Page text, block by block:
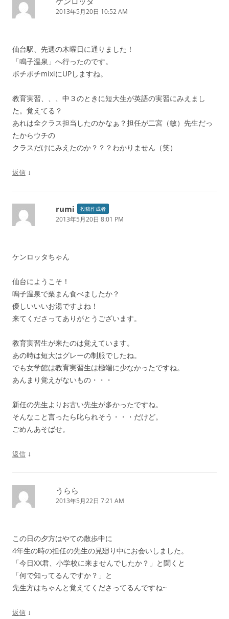
2013年5月20日 10:52 AM
仙台駅、先週の木曜日に通りました！
「鳴子温泉」へ行ったのです。
ボチボチmixiにUPしますね。
教育実習、、、中３のときに短大生が英語の実習にみえまし
た。覚えてる？
あれは全クラス担当したのかなぁ？担任が二宮（敏）先生だっ
たからウチの
クラスだけにみえたのか？？？わかりません（笑）
返信 ↓
rumi 投稿作成者
2013年5月20日 8:01 PM
ケンロッタちゃん
仙台にようこそ！
鳴子温泉で栗まん食べましたか？
優しいいいお湯ですよね！
来てくださってありがとうございます。
教育実習生が来たのは覚えています。
あの時は短大はグレーの制服でしたね。
でも女学館は教育実習生は極端に少なかったですね。
あんまり覚えがないもの・・・
新任の先生よりお古い先生が多かったですね。
そんなこと言ったら叱られそう・・・だけど。
ごめんあそばせ。
返信 ↓
うらら
2013年5月22日 7:21 AM
この日の夕方はやての散歩中に
4年生の時の担任の先生の見廻り中にお会いしました。
「今日XX君、小学校に来ませんでしたか？」と聞くと
「何で知ってるんですか？」と
先生方はちゃんと覚えてくださってるんですね~
返信 ↓